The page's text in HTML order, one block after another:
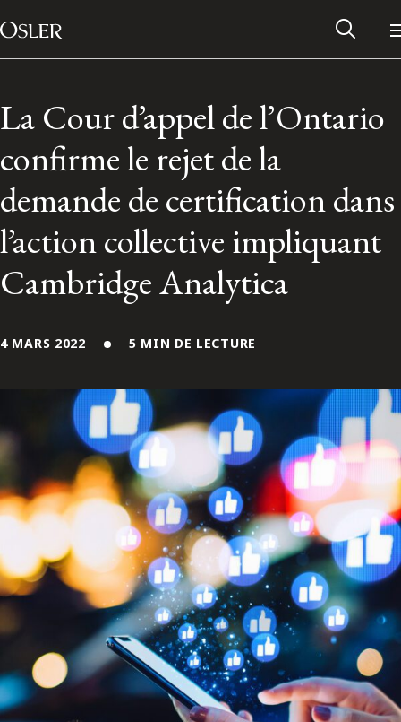
Passer au contenu
Main Navigation
Réseau des anciens d’Osler
ENGLISH
S’abonner aux articles Osler
S’abonner
La Cour d’appel de l’Ontario
confirme le rejet de la
demande de certification dans
l’action collective impliquant
Cambridge Analytica
4 MARS 2022 5 MIN DE LECTURE